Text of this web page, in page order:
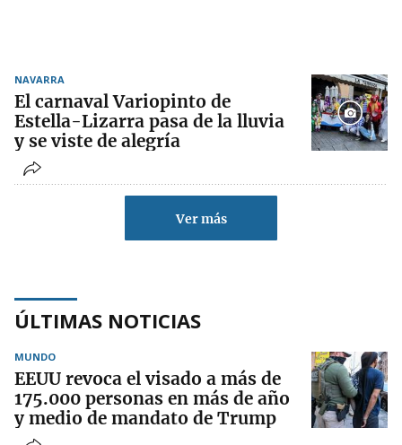
NAVARRA
El carnaval Variopinto de
Estella-Lizarra pasa de la lluvia
y se viste de alegría
Ver más
ÚLTIMAS NOTICIAS
MUNDO
EEUU revoca el visado a más de
175.000 personas en más de año
y medio de mandato de Trump